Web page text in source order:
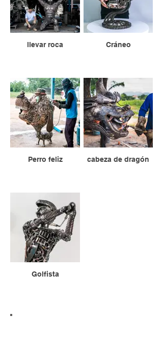
llevar roca Cráneo
Perro feliz cabeza de dragón
Golfista